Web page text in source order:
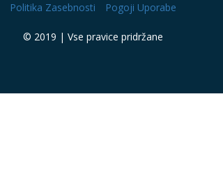
Politika Zasebnosti Pogoji Uporabe
© 2019 | Vse pravice pridržane